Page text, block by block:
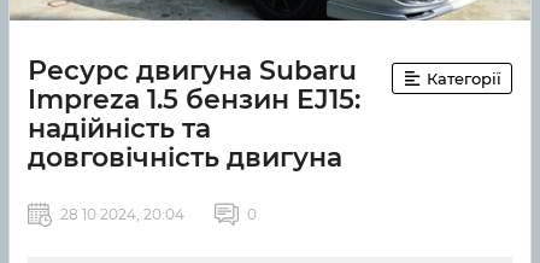
Ресурс двигуна Subaru
Impreza 1.5 бензин EJ15:
надійність та
довговічність двигуна
Категорії
28 10 2024, 20:04 0